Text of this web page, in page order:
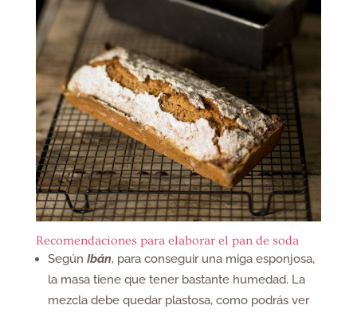
Recomendaciones para elaborar el pan de soda
Según Ibán, para conseguir una miga esponjosa,
la masa tiene que tener bastante humedad. La
mezcla debe quedar plastosa, como podrás ver